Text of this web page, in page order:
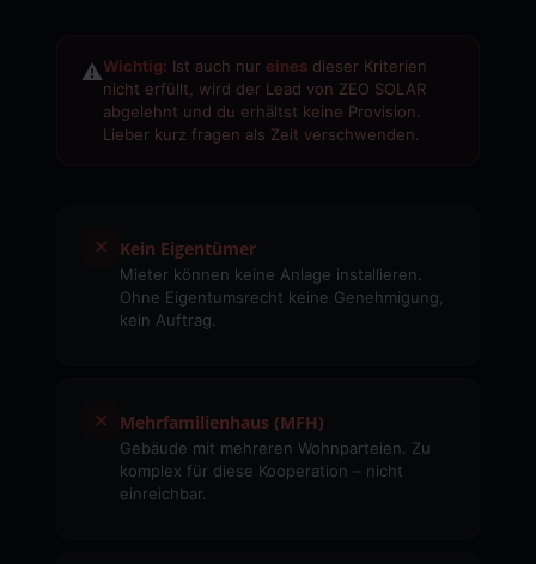
⚠Wichtig: Ist auch nur eines dieser Kriterien
nicht erfüllt, wird der Lead von ZEO SOLAR
abgelehnt und du erhältst keine Provision.
Lieber kurz fragen als Zeit verschwenden.
✕ Kein Eigentümer
Mieter können keine Anlage installieren.
Ohne Eigentumsrecht keine Genehmigung,
kein Auftrag.
✕ Mehrfamilienhaus (MFH)
Gebäude mit mehreren Wohnparteien. Zu
komplex für diese Kooperation – nicht
einreichbar.